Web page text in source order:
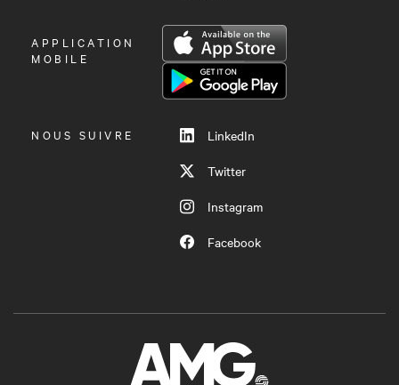
OUVRIR
LE
APPLICATION
MOBILE
NOUS SUIVRE
LinkedIn
Twitter
Instagram
Facebook